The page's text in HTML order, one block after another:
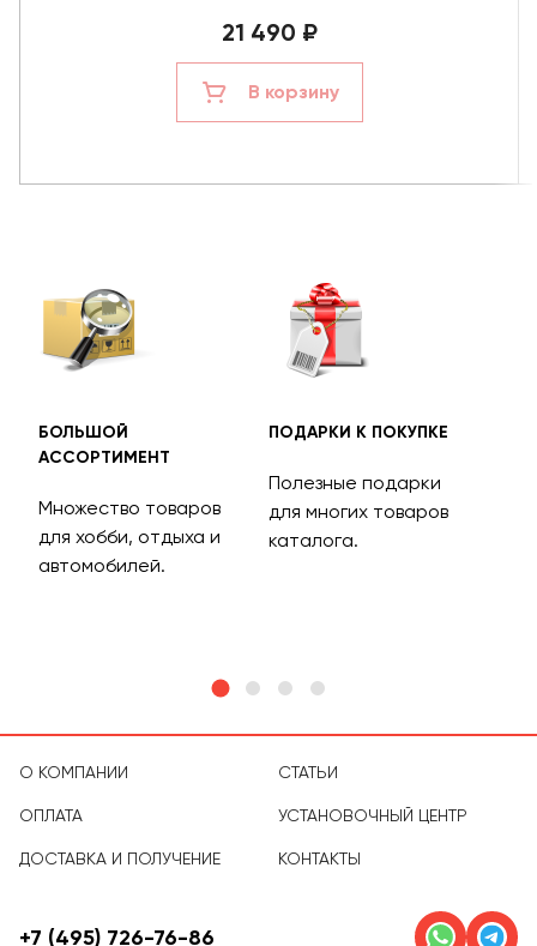
21 490 ₽
В корзину
БОЛЬШОЙ
АССОРТИМЕНТ
Множество товаров
для хобби, отдыха и
автомобилей.
ПОДАРКИ К ПОКУПКЕ
Полезные подарки
для многих товаров
каталога.
О КОМПАНИИ
ОПЛАТА
ДОСТАВКА И ПОЛУЧЕНИЕ
СТАТЬИ
УСТАНОВОЧНЫЙ ЦЕНТР
КОНТАКТЫ
+7 (495) 726-76-86